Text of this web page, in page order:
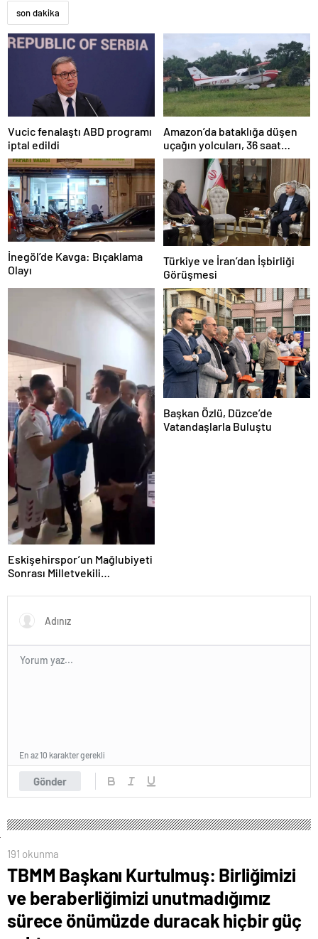
son dakika
Vucic fenalaştı ABD programı
iptal edildi
Amazon’da bataklığa düşen
uçağın yolcuları, 36 saat
kurtarılmayı bekledi
İnegöl’de Kavga: Bıçaklama
Olayı
Türkiye ve İran’dan İşbirliği
Görüşmesi
Eskişehirspor’un Mağlubiyeti
Sonrası Milletvekili
Başkan Özlü, Düzce’de
Vatandaşlarla Buluştu
Gönder
En az 10 karakter gerekli
191 okunma
TBMM Başkanı Kurtulmuş: Birliğimizi
ve beraberliğimizi unutmadığımız
sürece önümüzde duracak hiçbir güç